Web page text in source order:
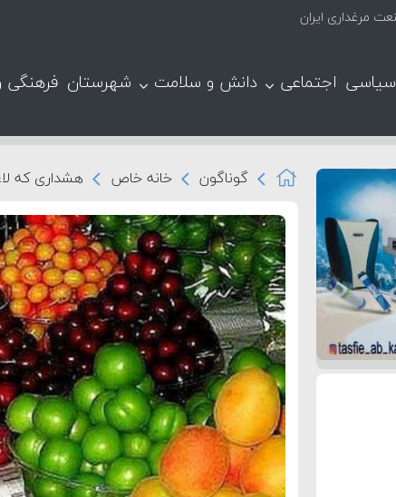
سیاسی اجتماعی دانش و سلامت شهرستان
گوناگون خانه خاص هشداری که